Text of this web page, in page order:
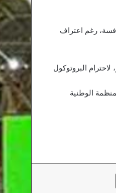
رغم اعتراف
البروتوكول
الوطنية